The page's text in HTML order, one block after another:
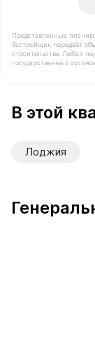
Представленные
Застройщик передаёт
строительстве. Любая
государственных
В этой
Лоджия